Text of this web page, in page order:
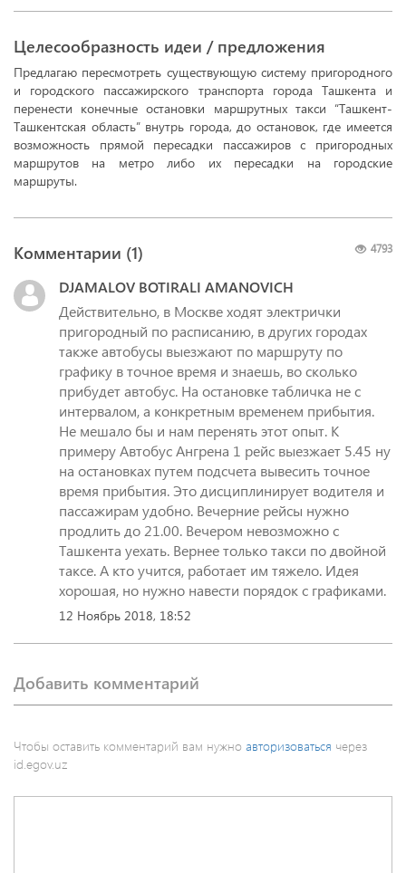
Целесообразность идеи / предложения
Предлагаю пересмотреть существующую систему пригородного
и городского пассажирского транспорта города Ташкента и
перенести конечные остановки маршрутных такси “Ташкент-
Ташкентская область” внутрь города, до остановок, где имеется
возможность прямой пересадки пассажиров с пригородных
маршрутов на метро либо их пересадки на городские
маршруты.
4793
Комментарии (1)
DJAMALOV BOTIRALI AMANOVICH
Действительно, в Москве ходят электрички
пригородный по расписанию, в других городах
также автобусы выезжают по маршруту по
графику в точное время и знаешь, во сколько
прибудет автобус. На остановке табличка не с
интервалом, а конкретным временем прибытия.
Не мешало бы и нам перенять этот опыт. К
примеру Автобус Ангрена 1 рейс выезжает 5.45 ну
на остановках путем подсчета вывесить точное
время прибытия. Это дисциплинирует водителя и
пассажирам удобно. Вечерние рейсы нужно
продлить до 21.00. Вечером невозможно с
Ташкента уехать. Вернее только такси по двойной
таксе. А кто учится, работает им тяжело. Идея
хорошая, но нужно навести порядок с графиками.
12 Ноябрь 2018, 18:52
Добавить комментарий
Чтобы оставить комментарий вам нужно авторизоваться через
id.egov.uz